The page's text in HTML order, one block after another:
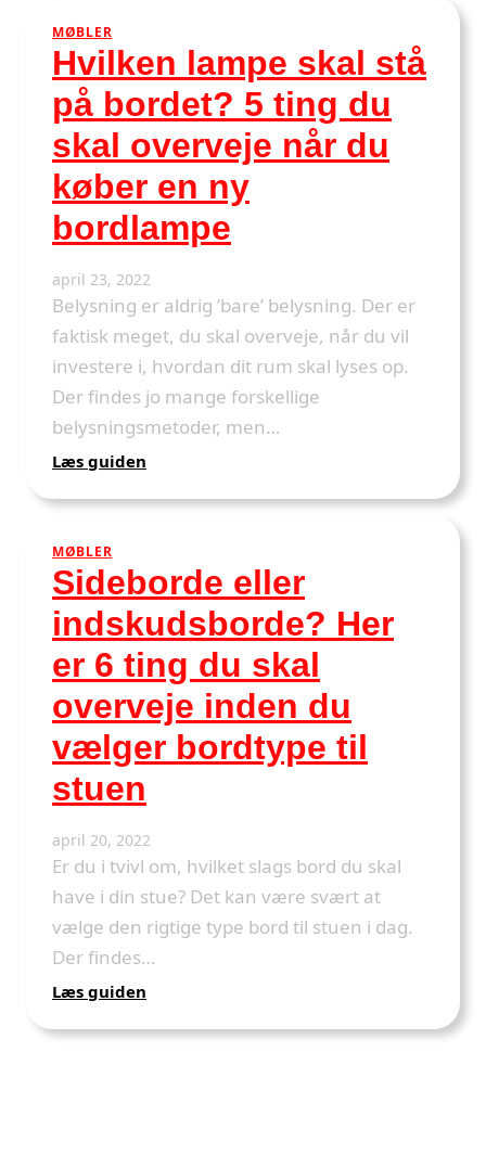
Her
er
3
af
borde
du
skal
tage
stilling
til
MØBLER
Hvilken lampe skal stå
på bordet? 5 ting du
skal overveje når du
køber en ny
bordlampe
april 23, 2022
Belysning er aldrig ’bare’ belysning. Der er
faktisk meget, du skal overveje, når du vil
investere i, hvordan dit rum skal lyses op.
Der findes jo mange forskellige
belysningsmetoder, men…
Læs guiden
lampe
på
bordet?
5
du
skal
overveje
når
du
ny
bordlampe
MØBLER
Sideborde eller
indskudsborde? Her
er 6 ting du skal
overveje inden du
vælger bordtype til
stuen
april 20, 2022
Er du i tvivl om, hvilket slags bord du skal
have i din stue? Det kan være svært at
vælge den rigtige type bord til stuen i dag.
Der findes…
Læs guiden
eller